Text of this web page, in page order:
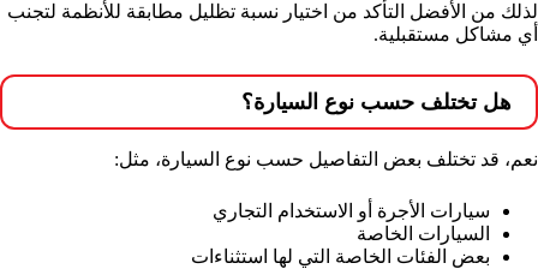
لذلك من الأفضل التأكد من اختيار نسبة تظليل مطابقة للأنظمة لتجنب
أي مشاكل مستقبلية.
هل تختلف حسب نوع السيارة؟
نعم، قد تختلف بعض التفاصيل حسب نوع السيارة، مثل:
سيارات الأجرة أو الاستخدام التجاري
السيارات الخاصة
بعض الفئات الخاصة التي لها استثناءات